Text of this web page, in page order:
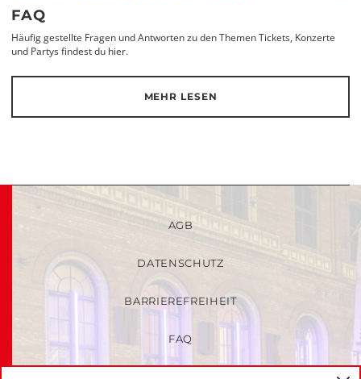
FAQ
Häufig gestellte Fragen und Antworten zu den Themen Tickets, Konzerte
und Partys findest du hier.
MEHR LESEN
AGB
DATENSCHUTZ
BARRIEREFREIHEIT
FAQ